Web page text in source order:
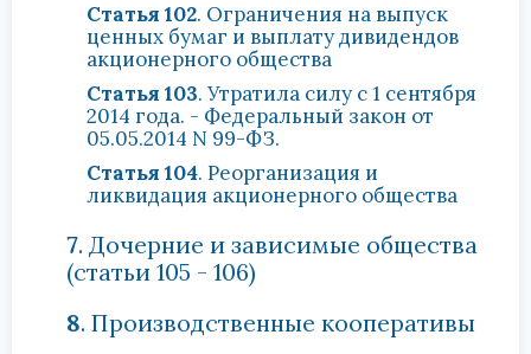
Статья 102. Ограничения на выпуск
ценных бумаг и выплату дивидендов
акционерного общества
Статья 103. Утратила силу с 1 сентября
2014 года. - Федеральный закон от
05.05.2014 N 99-ФЗ.
Статья 104. Реорганизация и
ликвидация акционерного общества
7. Дочерние и зависимые общества
(статьи 105 - 106)
8. Производственные кооперативы